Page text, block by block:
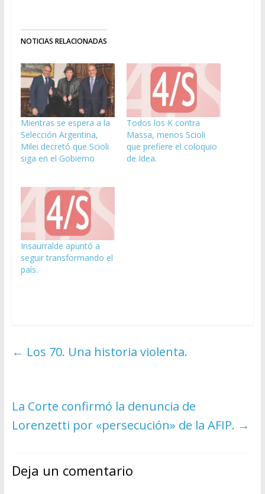
NOTICIAS RELACIONADAS
Mientras se espera a la
Selección Argentina,
Milei decretó que Scioli
siga en el Gobierno
Todos los K contra
Massa, menos Scioli
que prefiere el coloquio
de Idea.
Insaurralde apuntó a
seguir transformando el
país.
← Los 70. Una historia violenta.
La Corte confirmó la denuncia de
Lorenzetti por «persecución» de la AFIP. →
Deja un comentario